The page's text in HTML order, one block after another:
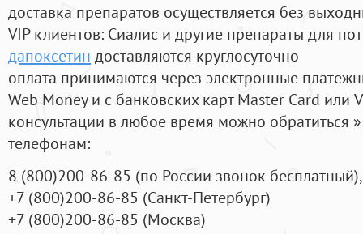
доставка препаратов осуществляется без
VIP клиентов: Сиалис и другие препараты для
дапоксетин доставляются круглосуточно
оплата принимаются через электронные
Web Money и с банковских карт Master Card или
консультации в любое время можно обратиться
телефонам:
8 (800)200-86-85 (по России звонок бесплатный),
+7 (800)200-86-85 (Санкт-Петербург)
+7 (800)200-86-85 (Москва)